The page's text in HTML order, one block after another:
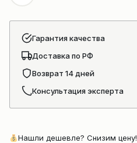
Гарантия качества
Доставка по РФ
Возврат 14 дней
Консультация эксперта
Нашли дешевле? Снизим цену!